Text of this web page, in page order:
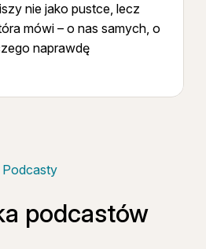
nie jako pustce, lecz
mówi – o nas samych, o
naprawdę
Podcasty
podcastów